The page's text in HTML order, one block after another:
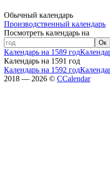
Обычный календарь
Производственный календарь
Посмотреть календарь на
Ок
Календарь на 1589 год
Календарь на 1591 год
Календарь на 1592 год
2018 — 2026 © CCalendar